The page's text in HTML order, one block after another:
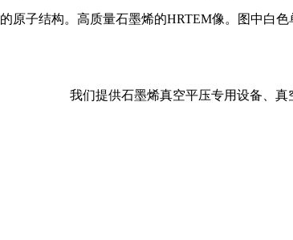
子结构。高质量石墨烯的HRTEM像。图中白色
我们提供石墨烯真空平压专用设备、